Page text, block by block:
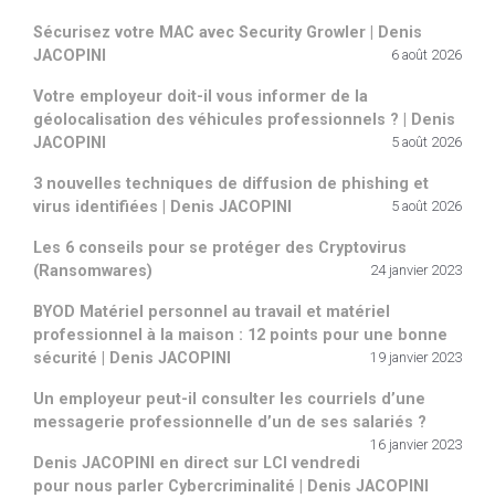
Sécurisez votre MAC avec Security Growler | Denis
JACOPINI
6 août 2026
Votre employeur doit-il vous informer de la
géolocalisation des véhicules professionnels ? | Denis
JACOPINI
5 août 2026
3 nouvelles techniques de diffusion de phishing et
virus identifiées | Denis JACOPINI
5 août 2026
Les 6 conseils pour se protéger des Cryptovirus
(Ransomwares)
24 janvier 2023
BYOD Matériel personnel au travail et matériel
professionnel à la maison : 12 points pour une bonne
sécurité | Denis JACOPINI
19 janvier 2023
Un employeur peut-il consulter les courriels d’une
messagerie professionnelle d’un de ses salariés ?
16 janvier 2023
Denis JACOPINI en direct sur LCI vendredi
pour nous parler Cybercriminalité | Denis JACOPINI